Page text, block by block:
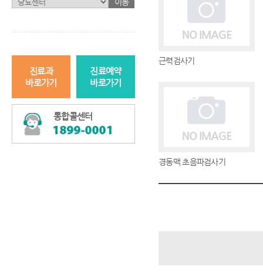
진료과
바로가기
진료예약
바로가기
통합콜센터
근력검사기
경동맥 초음파검사기